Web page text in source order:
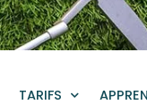
TARIFS